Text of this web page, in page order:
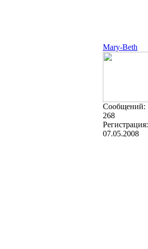
Mary-Beth
Cообщений:
268
Регистрация:
07.05.2008